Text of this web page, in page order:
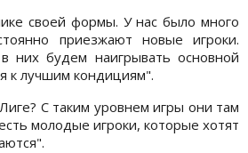
своей формы. У нас было много
приезжают новые игроки.
них будем наигрывать основной
к лучшим кондициям".
С таким уровнем игры они там
молодые игроки, которые хотят